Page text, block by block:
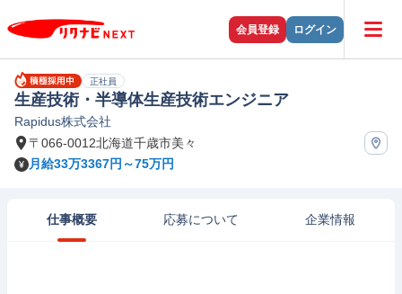
会員登録 ログイン
正社員
生産技術・半導体生産技術エンジニア
Rapidus株式会社
〒066-0012北海道千歳市美々
月給33万3367円～75万円
仕事概要 応募について 企業情報